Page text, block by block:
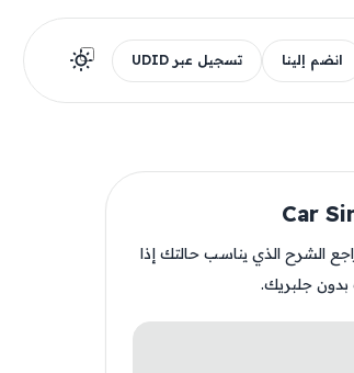
انضم إلينا تسجيل عبر UDID
الشرح الذي يناسب حالتك إذا
بدون جلبريك.